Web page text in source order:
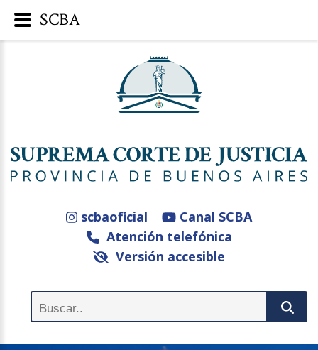
scbaoficial
Canal SCBA
Atención telefónica
Versión accesible
SCBA